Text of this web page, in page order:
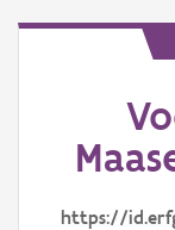
https://